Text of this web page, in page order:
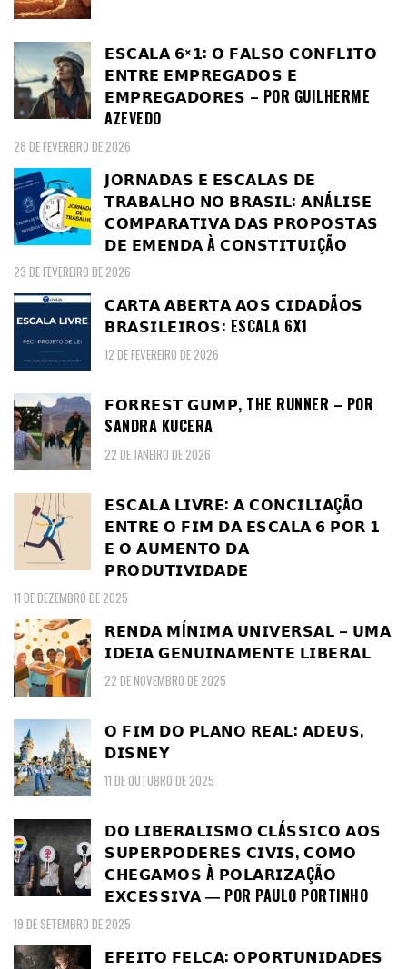
𝗘𝗦𝗖𝗔𝗟𝗔 𝟲×𝟭: 𝗢 𝗙𝗔𝗟𝗦𝗢 𝗖𝗢𝗡𝗙𝗟𝗜𝗧𝗢
𝗘𝗡𝗧𝗥𝗘 𝗘𝗠𝗣𝗥𝗘𝗚𝗔𝗗𝗢𝗦 𝗘
𝗘𝗠𝗣𝗥𝗘𝗚𝗔𝗗𝗢𝗥𝗘𝗦 – POR GUILHERME
AZEVEDO
28 DE FEVEREIRO DE 2026
𝗝𝗢𝗥𝗡𝗔𝗗𝗔𝗦 𝗘 𝗘𝗦𝗖𝗔𝗟𝗔𝗦 𝗗𝗘
𝗧𝗥𝗔𝗕𝗔𝗟𝗛𝗢 𝗡𝗢 𝗕𝗥𝗔𝗦𝗜𝗟: 𝗔𝗡Á𝗟𝗜𝗦𝗘
𝗖𝗢𝗠𝗣𝗔𝗥𝗔𝗧𝗜𝗩𝗔 𝗗𝗔𝗦 𝗣𝗥𝗢𝗣𝗢𝗦𝗧𝗔𝗦
𝗗𝗘 𝗘𝗠𝗘𝗡𝗗𝗔 À 𝗖𝗢𝗡𝗦𝗧𝗜𝗧𝗨𝗜ÇÃ𝗢
23 DE FEVEREIRO DE 2026
𝗖𝗔𝗥𝗧𝗔 𝗔𝗕𝗘𝗥𝗧𝗔 𝗔𝗢𝗦 𝗖𝗜𝗗𝗔𝗗Ã𝗢𝗦
𝗕𝗥𝗔𝗦𝗜𝗟𝗘𝗜𝗥𝗢𝗦: ESCALA 6X1
12 DE FEVEREIRO DE 2026
𝗙𝗢𝗥𝗥𝗘𝗦𝗧 𝗚𝗨𝗠𝗣, THE RUNNER – POR
SANDRA KUCERA
22 DE JANEIRO DE 2026
𝗘𝗦𝗖𝗔𝗟𝗔 𝗟𝗜𝗩𝗥𝗘: 𝗔 𝗖𝗢𝗡𝗖𝗜𝗟𝗜𝗔ÇÃ𝗢
𝗘𝗡𝗧𝗥𝗘 𝗢 𝗙𝗜𝗠 𝗗𝗔 𝗘𝗦𝗖𝗔𝗟𝗔 𝟲 𝗣𝗢𝗥 𝟭
𝗘 𝗢 𝗔𝗨𝗠𝗘𝗡𝗧𝗢 𝗗𝗔
𝗣𝗥𝗢𝗗𝗨𝗧𝗜𝗩𝗜𝗗𝗔𝗗𝗘
11 DE DEZEMBRO DE 2025
𝗥𝗘𝗡𝗗𝗔 𝗠Í𝗡𝗜𝗠𝗔 𝗨𝗡𝗜𝗩𝗘𝗥𝗦𝗔𝗟 – 𝗨𝗠𝗔
𝗜𝗗𝗘𝗜𝗔 𝗚𝗘𝗡𝗨𝗜𝗡𝗔𝗠𝗘𝗡𝗧𝗘 𝗟𝗜𝗕𝗘𝗥𝗔𝗟
22 DE NOVEMBRO DE 2025
𝗢 𝗙𝗜𝗠 𝗗𝗢 𝗣𝗟𝗔𝗡𝗢 𝗥𝗘𝗔𝗟: 𝗔𝗗𝗘𝗨𝗦,
𝗗𝗜𝗦𝗡𝗘𝗬
11 DE OUTUBRO DE 2025
𝗗𝗢 𝗟𝗜𝗕𝗘𝗥𝗔𝗟𝗜𝗦𝗠𝗢 𝗖𝗟Á𝗦𝗦𝗜𝗖𝗢 𝗔𝗢𝗦
𝗦𝗨𝗣𝗘𝗥𝗣𝗢𝗗𝗘𝗥𝗘𝗦 𝗖𝗜𝗩𝗜𝗦, 𝗖𝗢𝗠𝗢
𝗖𝗛𝗘𝗚𝗔𝗠𝗢𝗦 À 𝗣𝗢𝗟𝗔𝗥𝗜𝗭𝗔ÇÃ𝗢
𝗘𝗫𝗖𝗘𝗦𝗦𝗜𝗩𝗔 ― POR PAULO PORTINHO
19 DE SETEMBRO DE 2025
𝗘𝗙𝗘𝗜𝗧𝗢 𝗙𝗘𝗟𝗖𝗔: 𝗢𝗣𝗢𝗥𝗧𝗨𝗡𝗜𝗗𝗔𝗗𝗘𝗦